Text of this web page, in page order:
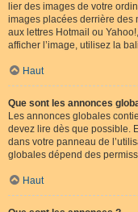
lier des images de votre
images placées derrière des
aux lettres Hotmail ou
afficher l’image, utilisez la
Haut
Que sont les annonces
Les annonces globales
devez lire dès que possible.
dans votre panneau de
globales dépend des
Haut